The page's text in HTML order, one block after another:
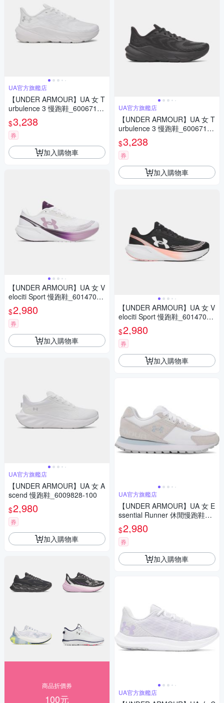
UA官方旗艦店
【UNDER ARMOUR】UA 女 T
urbulence 3 慢跑鞋_6006718-
100
$3,238
券
加入購物車
【UNDER ARMOUR】UA 女 V
elociti Sport 慢跑鞋_6014709-
101
$2,980
券
加入購物車
UA官方旗艦店
【UNDER ARMOUR】UA 女 A
scend 慢跑鞋_6009828-100
$2,980
券
加入購物車
商品折價券
100元
UA官方旗艦店
【UNDER ARMOUR】UA 女 T
urbulence 3 慢跑鞋_6006718-
002
$3,238
券
加入購物車
【UNDER ARMOUR】UA 女 V
elociti Sport 慢跑鞋_6014709-
001
$2,980
券
加入購物車
UA官方旗艦店
【UNDER ARMOUR】UA 女 E
ssential Runner 休閒慢跑鞋_3
028409-107
$2,980
券
加入購物車
UA官方旗艦店